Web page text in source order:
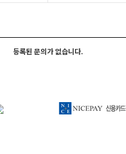
등록된 문의가 없습니다.